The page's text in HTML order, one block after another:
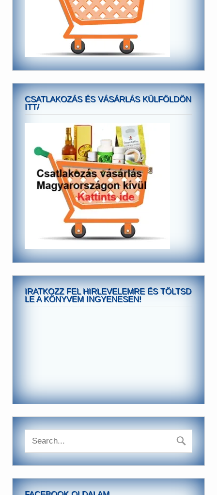
CSATLAKOZÁS ÉS VÁSÁRLÁS KÜLFÖLDÖN
ITT/
IRATKOZZ FEL HIRLEVELEMRE ÉS TÖLTSD
LE A KÖNYVEM INGYENESEN!